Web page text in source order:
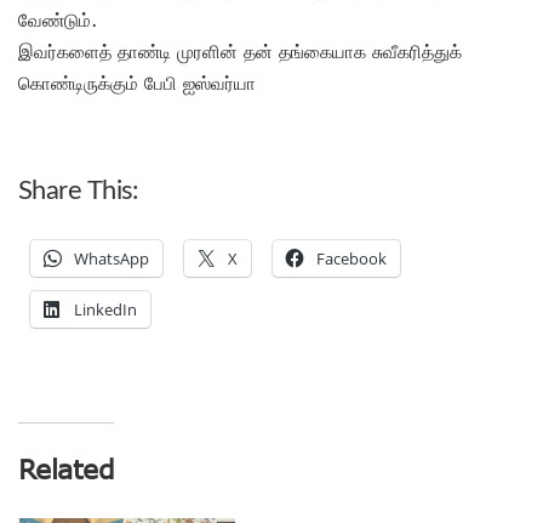
வேண்டும்.
இவர்களைத் தாண்டி முரளின் தன் தங்கையாக சுவீகரித்துக்
கொண்டிருக்கும் பேபி ஐஸ்வர்யா
Share This:
WhatsApp X Facebook
LinkedIn
Related